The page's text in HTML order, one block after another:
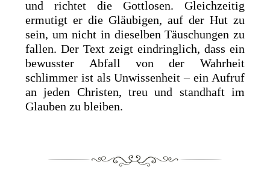
und richtet die Gottlosen. Gleichzeitig
ermutigt er die Gläubigen, auf der Hut zu
sein, um nicht in dieselben Täuschungen zu
fallen. Der Text zeigt eindringlich, dass ein
bewusster Abfall von der Wahrheit
schlimmer ist als Unwissenheit – ein Aufruf
an jeden Christen, treu und standhaft im
Glauben zu bleiben.